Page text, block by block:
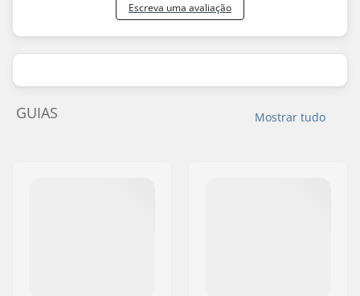
Escreva uma avaliação
Mostrar tudo
GUIAS